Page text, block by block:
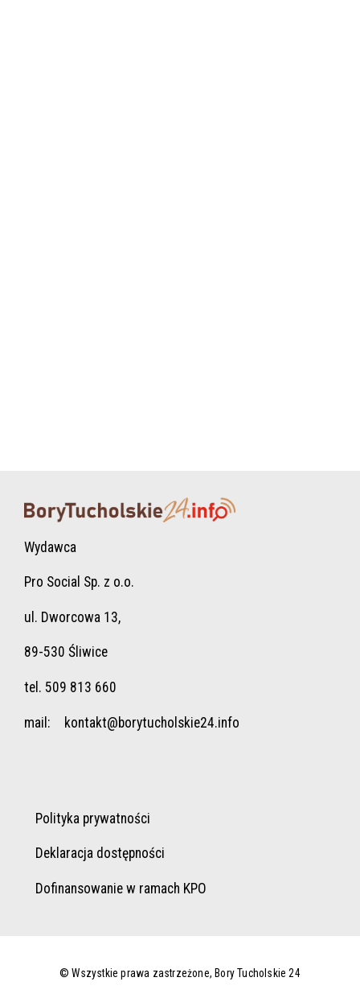
Wydawca
Pro Social Sp. z o.o.
ul. Dworcowa 13,
89-530 Śliwice
tel. 509 813 660
mail: kontakt@borytucholskie24.info
Polityka prywatności
Deklaracja dostępności
Dofinansowanie w ramach KPO
© Wszystkie prawa zastrzeżone, Bory Tucholskie 24